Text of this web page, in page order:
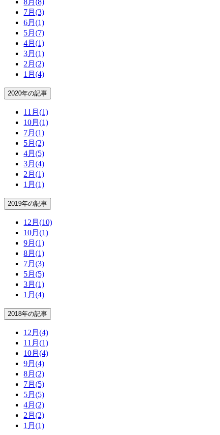
8月 (8)
7月 (3)
6月 (1)
5月 (7)
4月 (1)
3月 (1)
2月 (2)
1月 (4)
2020年の記事
11月 (1)
10月 (1)
7月 (1)
5月 (2)
4月 (5)
3月 (4)
2月 (1)
1月 (1)
2019年の記事
12月 (10)
10月 (1)
9月 (1)
8月 (1)
7月 (3)
5月 (5)
3月 (1)
1月 (4)
2018年の記事
12月 (4)
11月 (1)
10月 (4)
9月 (4)
8月 (2)
7月 (5)
5月 (5)
4月 (2)
2月 (2)
1月 (1)